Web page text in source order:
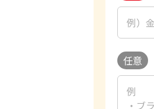
任意